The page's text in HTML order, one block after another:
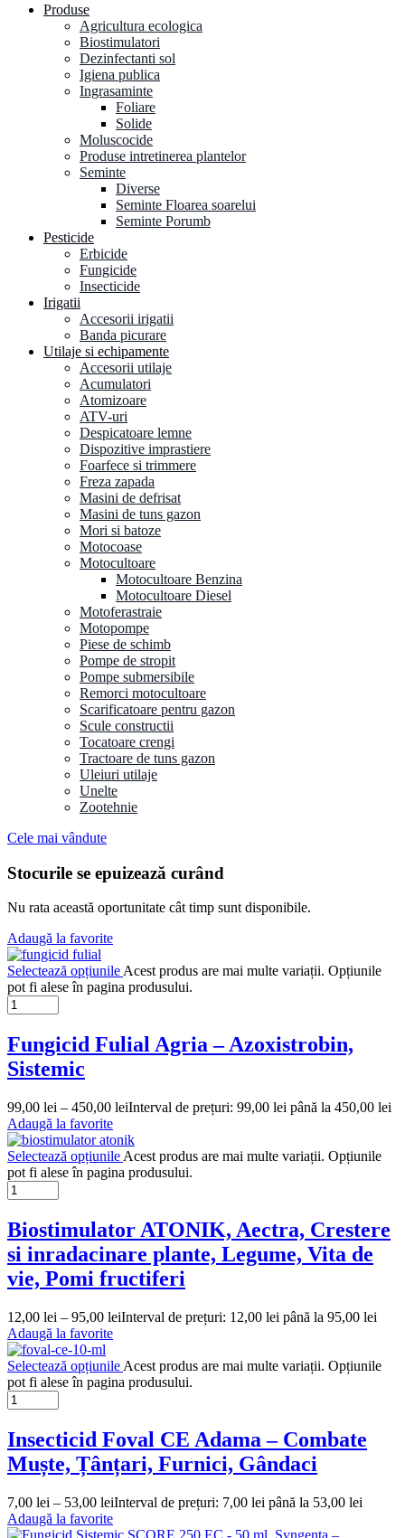
Produse
Agricultura ecologica
Biostimulatori
Dezinfectanti sol
Igiena publica
Ingrasaminte
Foliare
Solide
Moluscocide
Produse intretinerea plantelor
Seminte
Diverse
Seminte Floarea soarelui
Seminte Porumb
Pesticide
Erbicide
Fungicide
Insecticide
Irigatii
Accesorii irigatii
Banda picurare
Utilaje si echipamente
Accesorii utilaje
Acumulatori
Atomizoare
ATV-uri
Despicatoare lemne
Dispozitive imprastiere
Foarfece si trimmere
Freza zapada
Masini de defrisat
Masini de tuns gazon
Mori si batoze
Motocoase
Motocultoare
Motocultoare Benzina
Motocultoare Diesel
Motoferastraie
Motopompe
Piese de schimb
Pompe de stropit
Pompe submersibile
Remorci motocultoare
Scarificatoare pentru gazon
Scule constructii
Tocatoare crengi
Tractoare de tuns gazon
Uleiuri utilaje
Unelte
Zootehnie
Cele mai vândute
Stocurile se epuizează curând
Nu rata această oportunitate cât timp sunt disponibile.
Adaugă la favorite
Selectează opțiunile Acest produs are mai multe variații. Opțiunile
pot fi alese în pagina produsului.
Fungicid Fulial Agria – Azoxistrobin,
Sistemic
99,00 lei – 450,00 leiInterval de prețuri: 99,00 lei până la 450,00 lei
Adaugă la favorite
Selectează opțiunile Acest produs are mai multe variații. Opțiunile
pot fi alese în pagina produsului.
Biostimulator ATONIK, Aectra, Crestere
si inradacinare plante, Legume, Vita de
vie, Pomi fructiferi
12,00 lei – 95,00 leiInterval de prețuri: 12,00 lei până la 95,00 lei
Adaugă la favorite
Selectează opțiunile Acest produs are mai multe variații. Opțiunile
pot fi alese în pagina produsului.
Insecticid Foval CE Adama – Combate
Muște, Țânțari, Furnici, Gândaci
7,00 lei – 53,00 leiInterval de prețuri: 7,00 lei până la 53,00 lei
Adaugă la favorite